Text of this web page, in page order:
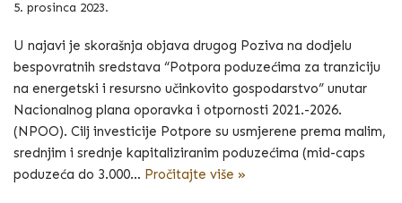
5. prosinca 2023.
U najavi je skorašnja objava drugog Poziva na dodjelu
bespovratnih sredstava “Potpora poduzećima za tranziciju
na energetski i resursno učinkovito gospodarstvo” unutar
Nacionalnog plana oporavka i otpornosti 2021.-2026.
(NPOO). Cilj investicije Potpore su usmjerene prema malim,
srednjim i srednje kapitaliziranim poduzećima (mid-caps
poduzeća do 3.000… Pročitajte više »